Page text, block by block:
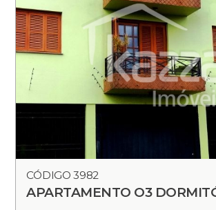
CÓDIGO 3982
APARTAMENTO O3